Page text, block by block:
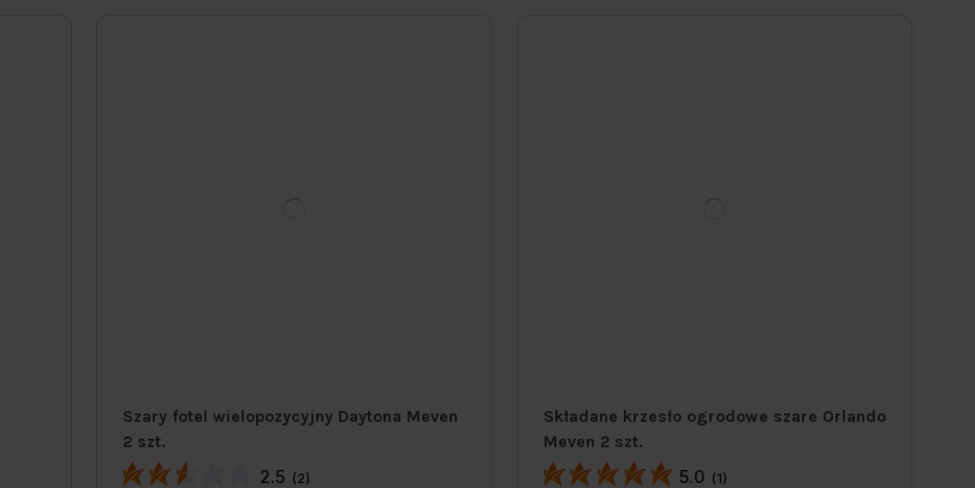
Szary fotel wielopozycyjny Daytona Meven
2 szt.
2.5 (2)
Składane krzesło ogrodowe szare Orlando
Meven 2 szt.
5.0 (1)